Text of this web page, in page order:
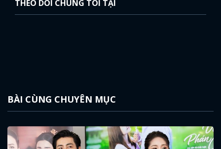
THEO DÕI CHÚNG TÔI TẠI
BÀI CÙNG CHUYÊN MỤC